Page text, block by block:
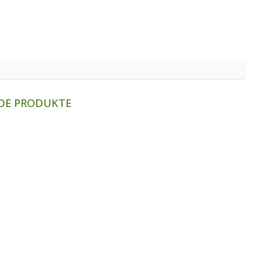
PRODUKTE